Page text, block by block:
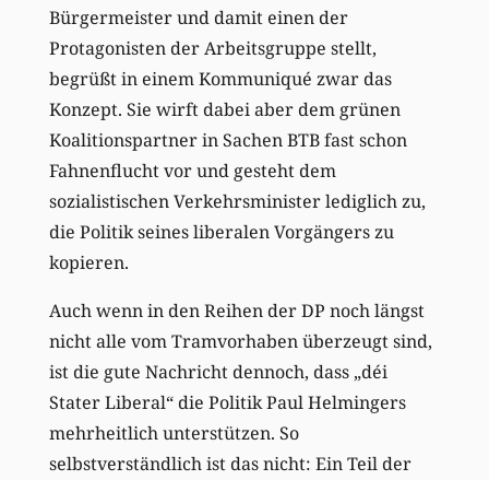
Bürgermeister und damit einen der
Protagonisten der Arbeitsgruppe stellt,
begrüßt in einem Kommuniqué zwar das
Konzept. Sie wirft dabei aber dem grünen
Koalitionspartner in Sachen BTB fast schon
Fahnenflucht vor und gesteht dem
sozialistischen Verkehrsminister lediglich zu,
die Politik seines liberalen Vorgängers zu
kopieren.
Auch wenn in den Reihen der DP noch längst
nicht alle vom Tramvorhaben überzeugt sind,
ist die gute Nachricht dennoch, dass „déi
Stater Liberal“ die Politik Paul Helmingers
mehrheitlich unterstützen. So
selbstverständlich ist das nicht: Ein Teil der